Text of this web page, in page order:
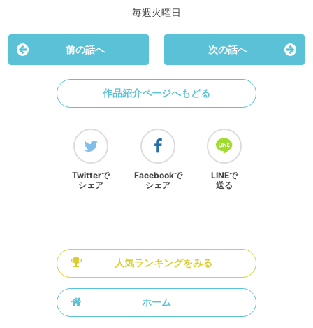
毎週火曜日
前の話へ 次の話へ
作品紹介ページへもどる
Twitterで
シェア
Facebookで
シェア
LINEで
送る
人気ランキングをみる
ホーム